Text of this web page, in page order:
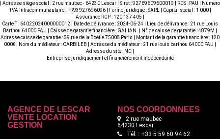
| Adresse siège social : 2 rue maubec - 64230 Lescar | Siret : 92769609600019 | RCS : PAU | Numero
TVA Intracommunautaire : FR93927696096 | Forme juridique : SARL | Capital social : 1 000 |
Assurance RCP : 120 137 405 |
Carte T : 64022024000000012 | Date de délivrance : 2024-06-24 | Lieu de délivrance : 21 rue Louis
Barthou 64000 PAU | Caisse de garantie financière : GALIAN. | N° de caisse de garantie : 4879M |
Adresse caisse de garantie : 89 rue de la Boétie 75008 Paris | Montant de la garantie financière : 120
000€ | Nom du médiateur : CARBILEB | Adresse du médiateur : 21 rue louis barthou 64000 PAU |
Adresse du site : NC |
Entreprise juridiquement et financièrement indépendante
AGENCE DE LESCAR
VENTE LOCATION
GESTION
NOS COORDONNÉES
2 rue maubec
64230 Lescar
Tél. : +33 5 59 60 94 62